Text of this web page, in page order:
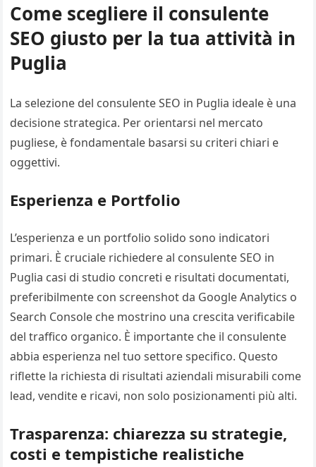
Come scegliere il consulente
SEO giusto per la tua attività in
Puglia
La selezione del consulente SEO in Puglia ideale è una
decisione strategica. Per orientarsi nel mercato
pugliese, è fondamentale basarsi su criteri chiari e
oggettivi.
Esperienza e Portfolio
L’esperienza e un portfolio solido sono indicatori
primari. È cruciale richiedere al consulente SEO in
Puglia casi di studio concreti e risultati documentati,
preferibilmente con screenshot da Google Analytics o
Search Console che mostrino una crescita verificabile
del traffico organico. È importante che il consulente
abbia esperienza nel tuo settore specifico. Questo
riflette la richiesta di risultati aziendali misurabili come
lead, vendite e ricavi, non solo posizionamenti più alti.
Trasparenza: chiarezza su strategie,
costi e tempistiche realistiche